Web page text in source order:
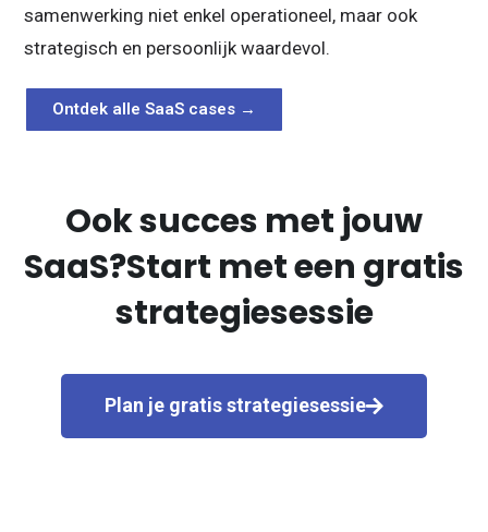
samenwerking niet enkel operationeel, maar ook
strategisch en persoonlijk waardevol.
Ontdek alle SaaS cases →
Ook succes met jouw
SaaS?Start met een gratis
strategiesessie
Plan je gratis strategiesessie